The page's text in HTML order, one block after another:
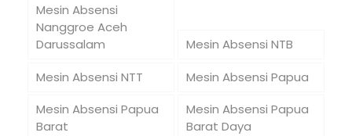
Mesin Absensi
Nanggroe Aceh
Darussalam
Mesin Absensi NTB
Mesin Absensi NTT
Mesin Absensi Papua
Mesin Absensi Papua
Barat
Mesin Absensi Papua
Barat Daya